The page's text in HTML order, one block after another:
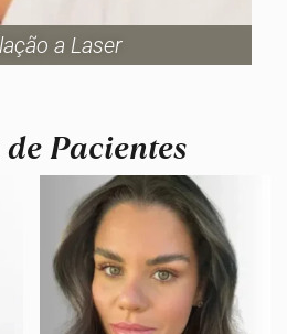
a Laser
Pacientes